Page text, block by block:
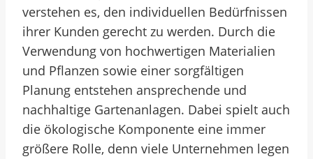
verstehen es, den individuellen Bedürfnissen
ihrer Kunden gerecht zu werden. Durch die
Verwendung von hochwertigen Materialien
und Pflanzen sowie einer sorgfältigen
Planung entstehen ansprechende und
nachhaltige Gartenanlagen. Dabei spielt auch
die ökologische Komponente eine immer
größere Rolle, denn viele Unternehmen legen